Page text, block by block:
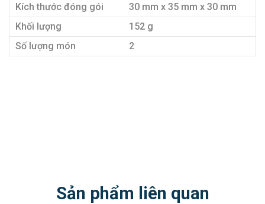
Kích thước đóng gói
30 mm x 35 mm x 30 mm
Khối lượng
152 g
Số lượng món
2
Sản phẩm liên quan